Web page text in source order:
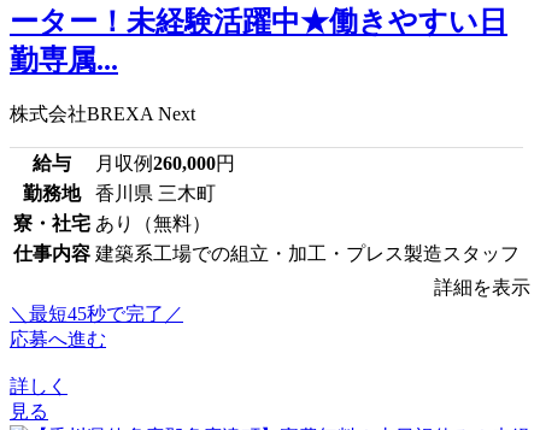
ーター！未経験活躍中★働きやすい日
勤専属...
株式会社BREXA Next
給与 月収例260,000円
勤務地
香川県 三木町
寮・社宅 あり（無料）
仕事内容 建築系工場での組立・加工・プレス製造スタッフ
詳細を表示
＼最短45秒で完了／
応募へ進む
詳しく
見る